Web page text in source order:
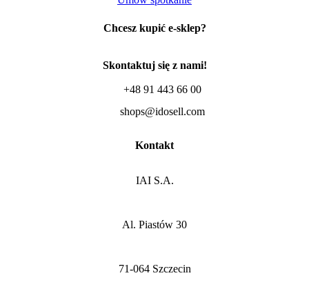
Chcesz kupić e-sklep?
Skontaktuj się z nami!
+48 91 443 66 00
shops@idosell.com
Kontakt
IAI S.A.
Al. Piastów 30
71-064 Szczecin